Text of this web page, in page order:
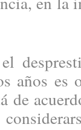
años es
de